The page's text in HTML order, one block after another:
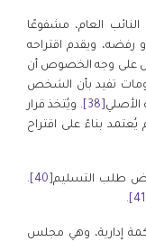
العام، مشفوعًا
رفضه، ويقدم اقتراحه
على وجه الخصوص أن
تفيد بأن الشخص
[38]
. ويُتخذ قرار
بناءً على اقتراح
رفض طلب التسليم[40]
.
.
إدارية، وهي مجلس